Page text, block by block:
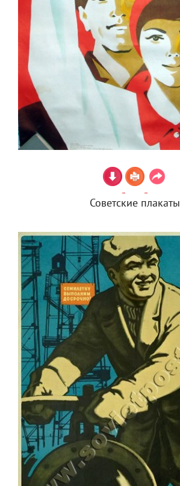
Советские плакаты